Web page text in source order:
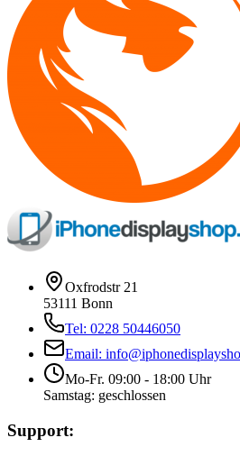
Oxfrodstr 21
53111 Bonn
Tel: 0228 50446050
Email:
Mo-Fr. 09:00 - 18:00 Uhr
Samstag: geschlossen
Support: